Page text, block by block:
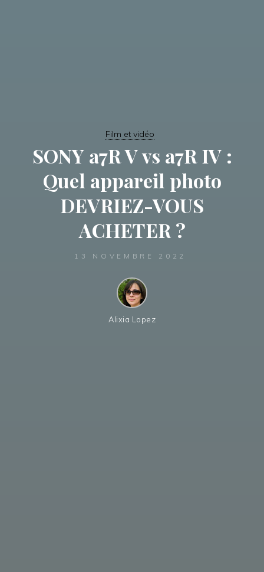
Film et vidéo
SONY a7R V vs a7R IV :
Quel appareil photo
DEVRIEZ-VOUS
ACHETER ?
13 NOVEMBRE 2022
Alixia Lopez